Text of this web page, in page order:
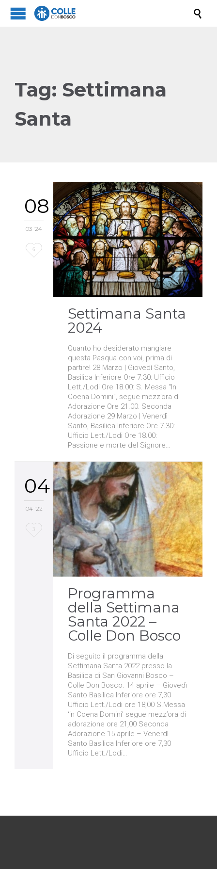

Tag: Settimana
Santa
08
03 '24
Love
6
Settimana Santa
2024
Quanto ho desiderato mangiare
questa Pasqua con voi, prima di
partire! 28 Marzo | Giovedì Santo,
Basilica Inferiore Ore 7.30: Ufficio
Lett./Lodi Ore 18.00: S. Messa “In
Coena Domini”, segue mezz’ora di
Adorazione Ore 21.00: Seconda
Adorazione 29 Marzo | Venerdì
Santo, Basilica Inferiore Ore 7.30:
Ufficio Lett./Lodi Ore 18.00:
Passione e morte del Signore…
04
04 '22
Love
3
Programma
della Settimana
Santa 2022 –
Colle Don Bosco
Di seguito il programma della
Settimana Santa 2022 presso la
Basilica di San Giovanni Bosco –
Colle Don Bosco. 14 aprile – Giovedì
Santo Basilica Inferiore ore 7,30
Ufficio Lett./Lodi ore 18,00 S.Messa
‘in Coena Domini’ segue mezz’ora di
adorazione ore 21,00 Seconda
Adorazione 15 aprile – Venerdì
Santo Basilica Inferiore ore 7,30
Ufficio Lett./Lodi…